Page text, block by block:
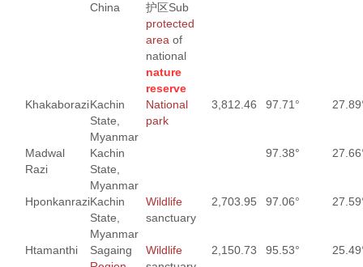
China
护区Sub
protected
area of
national
nature
reserve
KhakaboraziKachin
State,
Myanmar
National
park
3,812.46 97.71°
Madwal
Razi
Kachin
State,
Myanmar
97.38°
HponkanraziKachin
State,
Myanmar
Wildlife
sanctuary
2,703.95 97.06°
Htamanthi
Sagaing
Wildlife
2,150.73 95.53°